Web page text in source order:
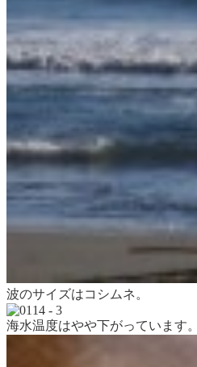
波のサイズはコシムネ。
海水温度はやや下がっています。